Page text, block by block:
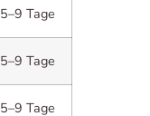
5–9 Tage
5–9 Tage
5–9 Tage